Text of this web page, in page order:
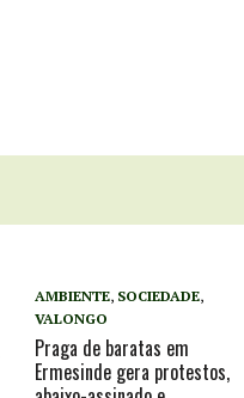
AMBIENTE, SOCIEDADE,
VALONGO
Praga de baratas em
Ermesinde gera protestos,